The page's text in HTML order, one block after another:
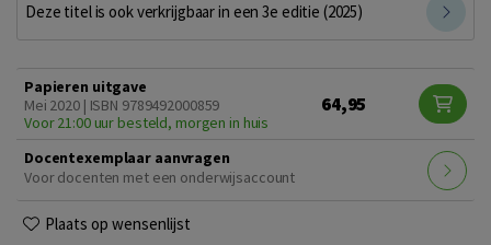
Deze titel is ook verkrijgbaar in een 3e editie (2025)
Papieren uitgave
Mei 2020 | ISBN 9789492000859
Voor 21:00 uur besteld, morgen in huis
64,95
Docentexemplaar aanvragen
Voor docenten met een onderwijsaccount
Plaats op wensenlijst